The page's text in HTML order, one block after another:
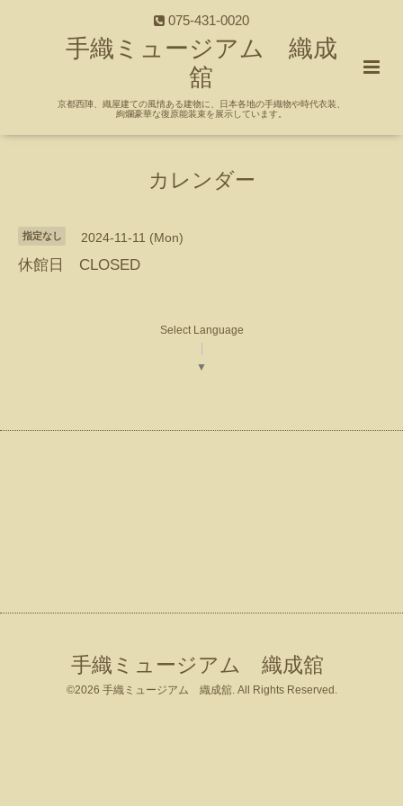
075-431-0020
手織ミュージアム 織成
舘
京都西陣、織屋建ての風情ある建物に、日本各地の手織物や時代衣装、
絢爛豪華な復原能装束を展示しています。
カレンダー
指定なし 2024-11-11 (Mon)
休館日 CLOSED
Select Language
▼
手織ミュージアム 織成舘
©2026 手織ミュージアム 織成舘. All Rights Reserved.